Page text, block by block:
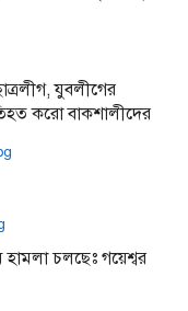
যুবলীগের
করো বাকশালীদের
হামলা চলছেঃ গয়েশ্বর